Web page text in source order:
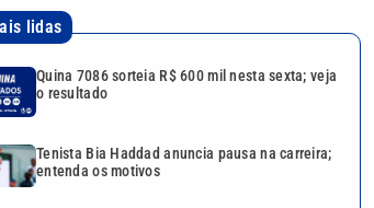
lidas
Quina 7086 sorteia R$ 600 mil nesta sexta; veja
o resultado
Tenista Bia Haddad anuncia pausa na carreira;
entenda os motivos